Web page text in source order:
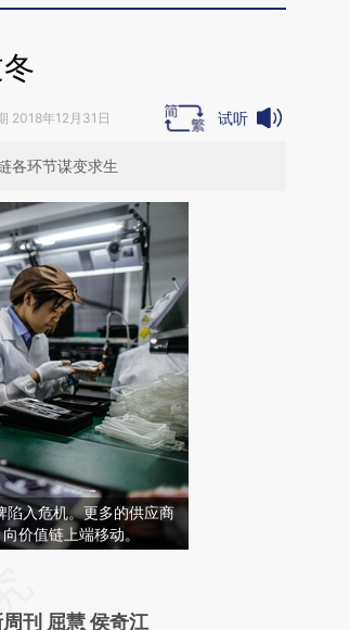
2018年12月31日 试听
各环节谋变求生
陷入危机。更多的供应商
价值链上端移动。
财新文章
刊 屈慧 侯奇江